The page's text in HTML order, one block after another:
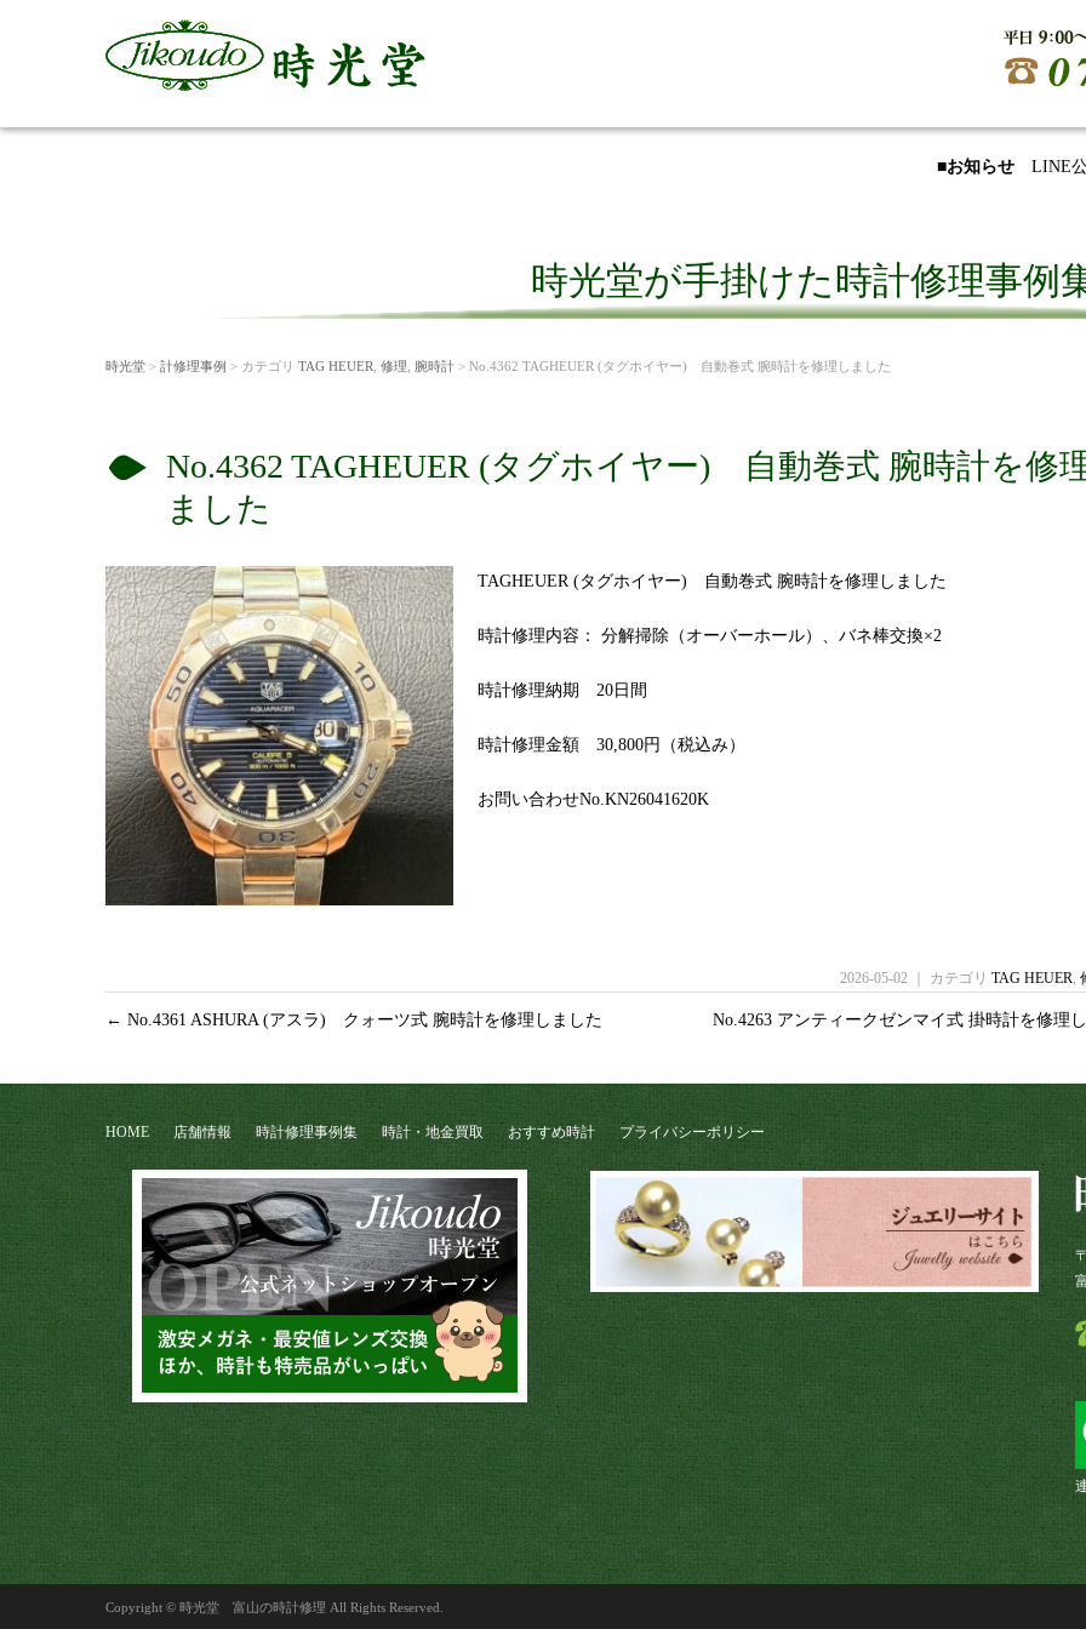
■お知らせ LINE
時光堂が手掛けた時計修理事例
時光堂 > 計修理事例 > カテゴリ TAG HEUER 修理 腕時計 > No.4362 TAGHEUER (タグホイヤー) 自動巻式 腕時計を修理しました
No.4362 TAGHEUER (タグホイヤー) 自動巻式 腕時計を修
ました
TAGHEUER (タグホイヤー) 自動巻式 腕時計を修理しました
時計修理内容： 分解掃除（オーバーホール）、バネ棒交換×2
時計修理納期 20日間
時計修理金額 30,800円（税込み）
お問い合わせNo.KN26041620K
2026-05-02 ｜ カテゴリ TAG HEUER,
← No.4361 ASHURA (アスラ) クォーツ式 腕時計を修理しました No.4263 アンティークゼンマイ式 掛時計を修理
HOME 店舗情報 時計修理事例集 時計・地金買取 おすすめ時計 プライバシーポリシー
Copyright © 時光堂 富山の時計修理 All Rights Reserved.